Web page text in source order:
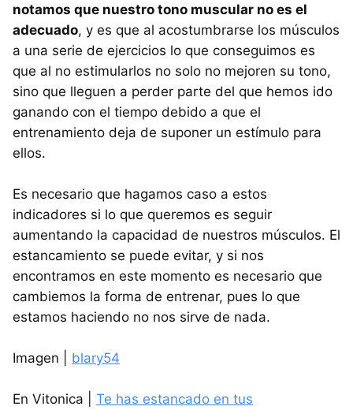
notamos que nuestro tono muscular no es el
adecuado, y es que al acostumbrarse los músculos
a una serie de ejercicios lo que conseguimos es
que al no estimularlos no solo no mejoren su tono,
sino que lleguen a perder parte del que hemos ido
ganando con el tiempo debido a que el
entrenamiento deja de suponer un estímulo para
ellos.
Es necesario que hagamos caso a estos
indicadores si lo que queremos es seguir
aumentando la capacidad de nuestros músculos. El
estancamiento se puede evitar, y si nos
encontramos en este momento es necesario que
cambiemos la forma de entrenar, pues lo que
estamos haciendo no nos sirve de nada.
Imagen | blary54
En Vitonica | Te has estancado en tus